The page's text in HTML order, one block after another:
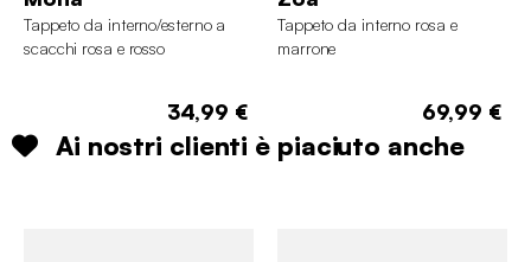
Tappeto da interno/esterno a
scacchi rosa e rosso
34,99 €
Tappeto da interno rosa e
marrone
69,99 €
Ai nostri clienti è piaciuto anche